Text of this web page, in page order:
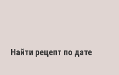
Найти рецепт по дате